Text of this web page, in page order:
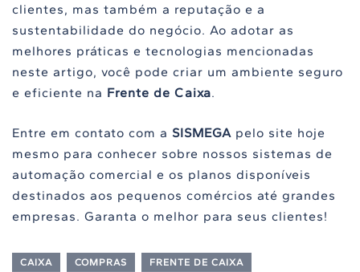
clientes, mas também a reputação e a
sustentabilidade do negócio. Ao adotar as
melhores práticas e tecnologias mencionadas
neste artigo, você pode criar um ambiente seguro
e eficiente na Frente de Caixa.
Entre em contato com a SISMEGA pelo site hoje
mesmo para conhecer sobre nossos sistemas de
automação comercial e os planos disponíveis
destinados aos pequenos comércios até grandes
empresas. Garanta o melhor para seus clientes!
CAIXA COMPRAS
FRENTE DE CAIXA